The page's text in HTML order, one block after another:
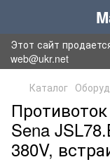
Этот сайт
web@ukr.net
Каталог
Sena
380V,